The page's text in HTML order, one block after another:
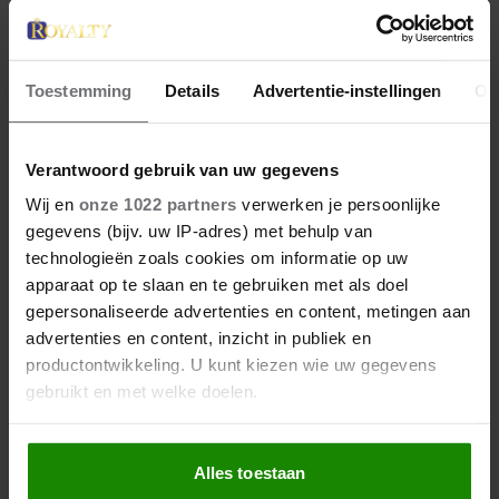
Toestemming Details Advertentie-instellingen
Verantwoord gebruik van uw gegevens
Wij en onze 1022 partners verwerken je persoonlijke
gegevens (bijv. uw IP-adres) met behulp van
technologieën zoals cookies om informatie op uw
apparaat op te slaan en te gebruiken met als doel
gepersonaliseerde advertenties en content, metingen aan
advertenties en content, inzicht in publiek en
productontwikkeling. U kunt kiezen wie uw gegevens
gebruikt en met welke doelen.
Als u het toestaat, willen we ook graag:
Informatie verzamelen over uw geografische
Alles toestaan
28 april 2026
DIT ZIJN DE 4 FAVORIETE
MODEMERKEN VAN PRINSES
CATHERINE